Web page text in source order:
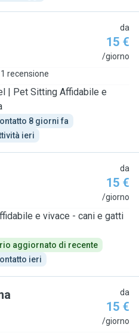
da
15 €
/giorno
1 recensione
| Pet Sitting Affidabile e
8 giorni fa
ieri
da
15 €
/giorno
e vivace - cani e gatti
aggiornato di recente
ieri
da
15 €
/giorno